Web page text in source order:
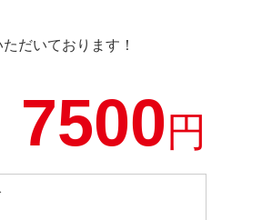
だいております！
7500円